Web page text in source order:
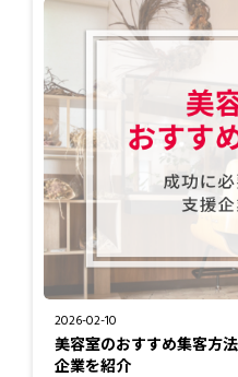
2026-02-10
美容室のおすすめ集客方
企業を紹介